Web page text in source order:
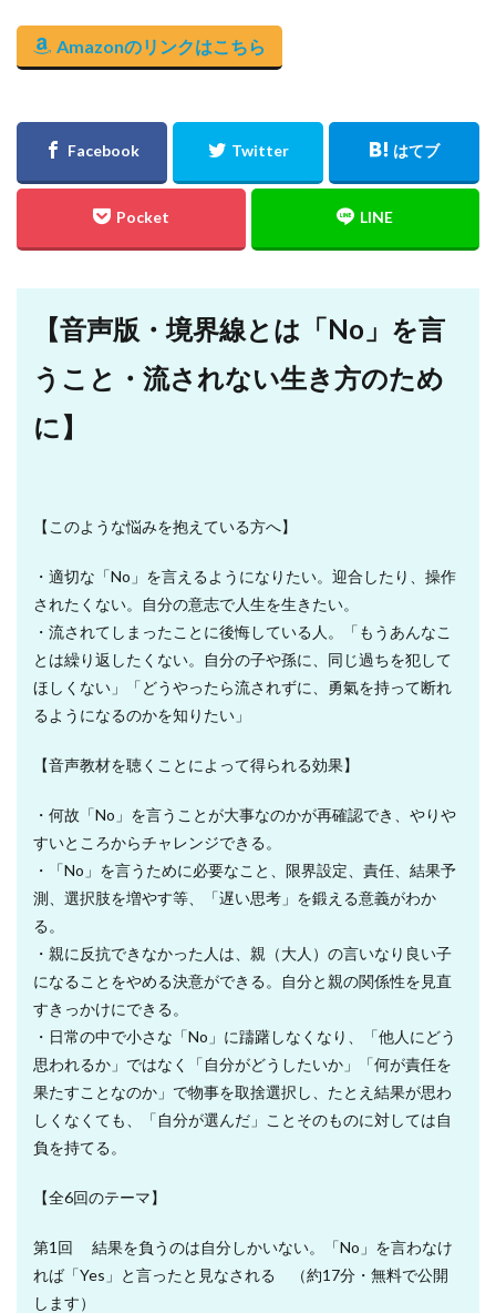
Amazonのリンクはこちら
【音声版・境界線とは「No」を言
うこと・流されない生き方のため
に】
【このような悩みを抱えている方へ】
・適切な「No」を言えるようになりたい。迎合したり、操作
されたくない。自分の意志で人生を生きたい。
・流されてしまったことに後悔している人。「もうあんなこ
とは繰り返したくない。自分の子や孫に、同じ過ちを犯して
ほしくない」「どうやったら流されずに、勇氣を持って断れ
るようになるのかを知りたい」
【音声教材を聴くことによって得られる効果】
・何故「No」を言うことが大事なのかが再確認でき、やりや
すいところからチャレンジできる。
・「No」を言うために必要なこと、限界設定、責任、結果予
測、選択肢を増やす等、「遅い思考」を鍛える意義がわか
る。
・親に反抗できなかった人は、親（大人）の言いなり良い子
になることをやめる決意ができる。自分と親の関係性を見直
すきっかけにできる。
・日常の中で小さな「No」に躊躇しなくなり、「他人にどう
思われるか」ではなく「自分がどうしたいか」「何が責任を
果たすことなのか」で物事を取捨選択し、たとえ結果が思わ
しくなくても、「自分が選んだ」ことそのものに対しては自
負を持てる。
【全6回のテーマ】
第1回 結果を負うのは自分しかいない。「No」を言わなけ
れば「Yes」と言ったと見なされる （約17分・無料で公開
します）